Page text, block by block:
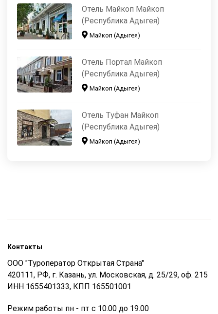
Отель Майкоп Майкоп
(Республика Адыгея)
Майкоп (Адыгея)
Отель Портал Майкоп
(Республика Адыгея)
Майкоп (Адыгея)
Отель Туфан Майкоп
(Республика Адыгея)
Майкоп (Адыгея)
Контакты
ООО "Туроператор Открытая Страна"
420111, РФ, г. Казань, ул. Московская, д. 25/29, оф. 215
ИНН 1655401333, КПП 165501001
Режим работы пн - пт с 10.00 до 19.00